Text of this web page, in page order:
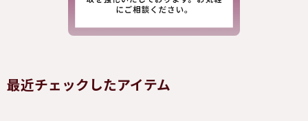
最近チェックしたアイテム